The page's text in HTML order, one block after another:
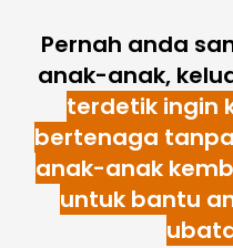
Pernah anda
anak-anak,
terdetik ingin
bertenaga
anak-anak
untuk bantu